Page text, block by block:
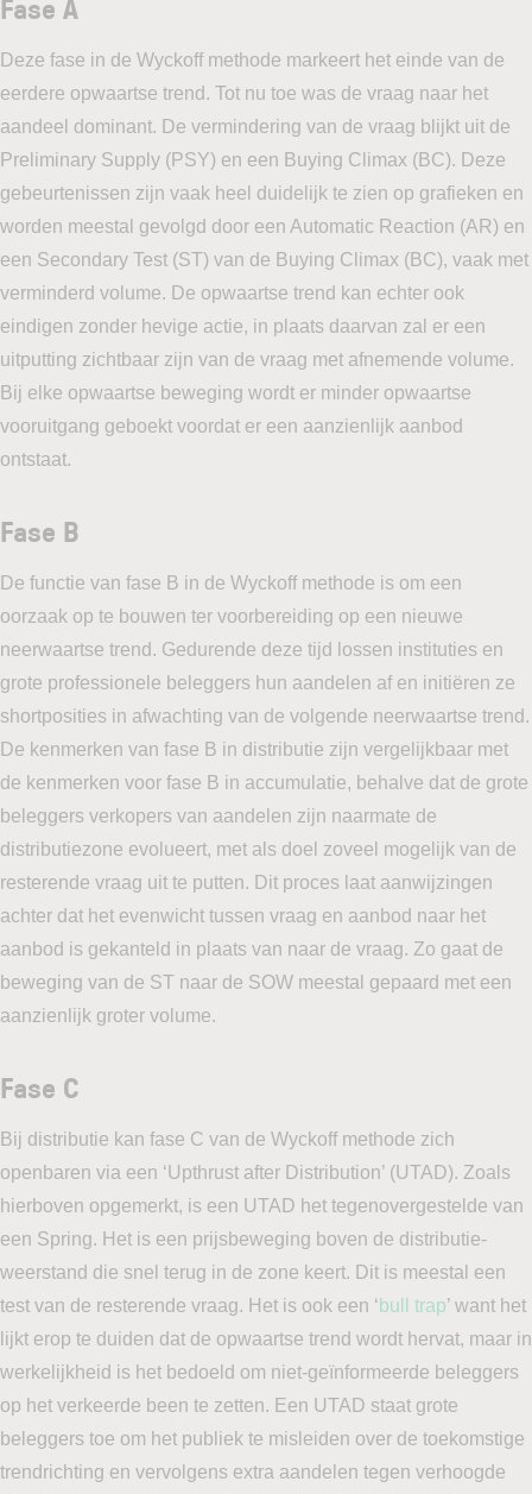
Fase A
Deze fase in de Wyckoff methode markeert het einde van de
eerdere opwaartse trend. Tot nu toe was de vraag naar het
aandeel dominant. De vermindering van de vraag blijkt uit de
Preliminary Supply (PSY) en een Buying Climax (BC). Deze
gebeurtenissen zijn vaak heel duidelijk te zien op grafieken en
worden meestal gevolgd door een Automatic Reaction (AR) en
een Secondary Test (ST) van de Buying Climax (BC), vaak met
verminderd volume. De opwaartse trend kan echter ook
eindigen zonder hevige actie, in plaats daarvan zal er een
uitputting zichtbaar zijn van de vraag met afnemende volume.
Bij elke opwaartse beweging wordt er minder opwaartse
vooruitgang geboekt voordat er een aanzienlijk aanbod
ontstaat.
Fase B
De functie van fase B in de Wyckoff methode is om een
oorzaak op te bouwen ter voorbereiding op een nieuwe
neerwaartse trend. Gedurende deze tijd lossen instituties en
grote professionele beleggers hun aandelen af en initiëren ze
shortposities in afwachting van de volgende neerwaartse trend.
De kenmerken van fase B in distributie zijn vergelijkbaar met
de kenmerken voor fase B in accumulatie, behalve dat de grote
beleggers verkopers van aandelen zijn naarmate de
distributiezone evolueert, met als doel zoveel mogelijk van de
resterende vraag uit te putten. Dit proces laat aanwijzingen
achter dat het evenwicht tussen vraag en aanbod naar het
aanbod is gekanteld in plaats van naar de vraag. Zo gaat de
beweging van de ST naar de SOW meestal gepaard met een
aanzienlijk groter volume.
Fase C
Bij distributie kan fase C van de Wyckoff methode zich
openbaren via een ‘Upthrust after Distribution’ (UTAD). Zoals
hierboven opgemerkt, is een UTAD het tegenovergestelde van
een Spring. Het is een prijsbeweging boven de distributie-
weerstand die snel terug in de zone keert. Dit is meestal een
test van de resterende vraag. Het is ook een ‘bull trap’ want het
lijkt erop te duiden dat de opwaartse trend wordt hervat, maar in
werkelijkheid is het bedoeld om niet-geïnformeerde beleggers
op het verkeerde been te zetten. Een UTAD staat grote
beleggers toe om het publiek te misleiden over de toekomstige
trendrichting en vervolgens extra aandelen tegen verhoogde